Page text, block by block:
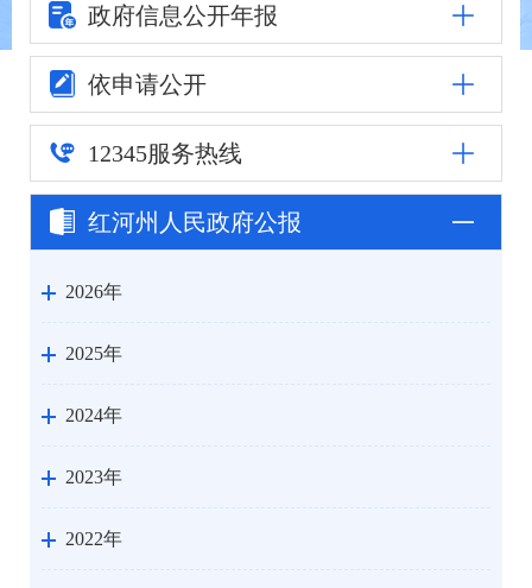
政府信息公开年报
依申请公开
12345服务热线
红河州人民政府公报
2026年
2025年
2024年
2023年
2022年